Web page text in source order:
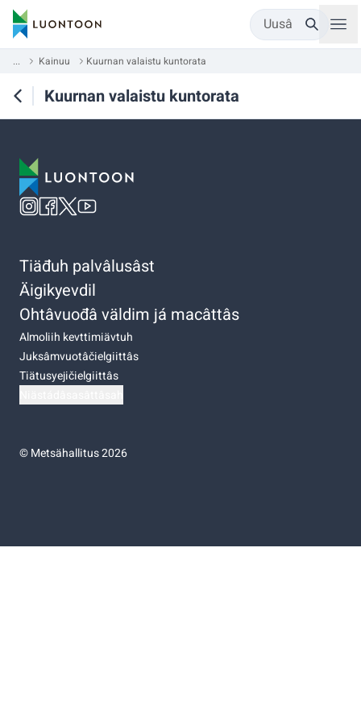
Uusâ
... Kainuu Kuurnan valaistu kuntorata
Kuurnan valaistu kuntorata
Tiäđuh palvâlusâst
Äigikyevdil
Ohtâvuođâ väldim já macâttâs
Almoliih kevttimiävtuh
Juksâmvuotâčielgiittâs
Tiätusyejičielgiittâs
©Metsähallitus 2026